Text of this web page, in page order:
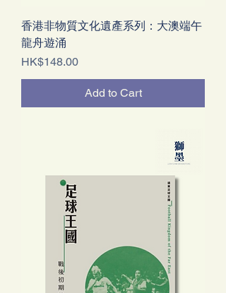
香港非物質文化遺產系列：大澳端午
龍舟遊涌
Price
HK$148.00
Add to Cart